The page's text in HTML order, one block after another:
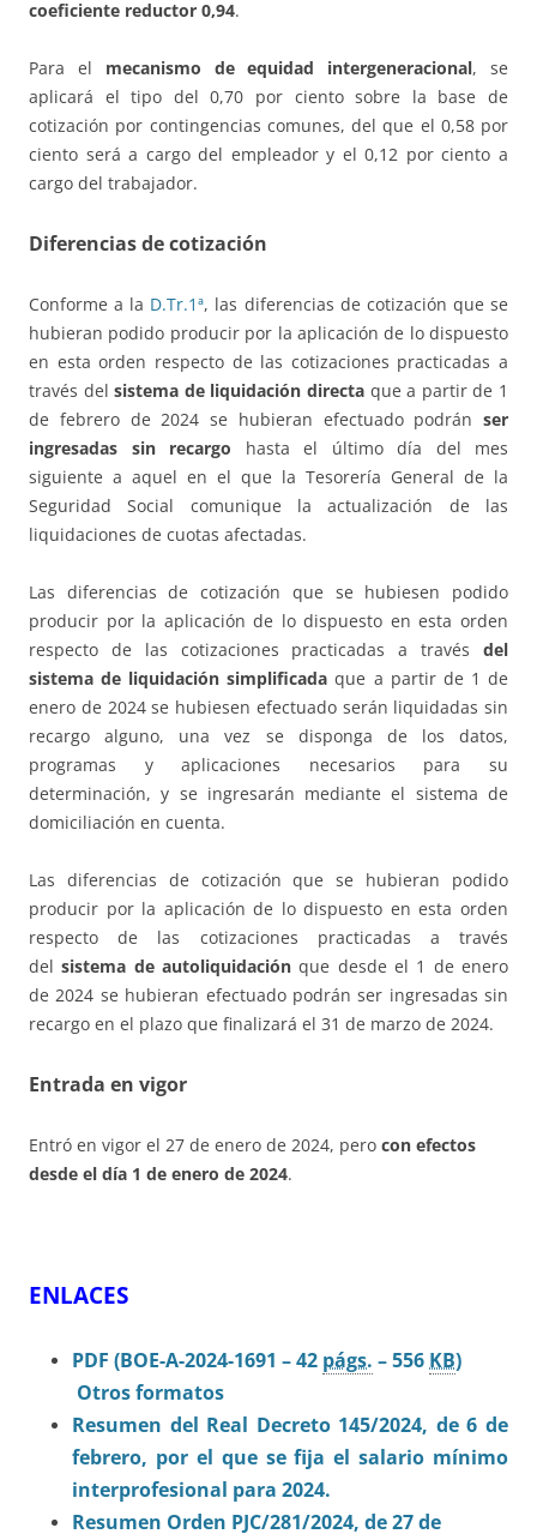
coeficiente reductor 0,94.
Para el mecanismo de equidad intergeneracional, se
aplicará el tipo del 0,70 por ciento sobre la base de
cotización por contingencias comunes, del que el 0,58 por
ciento será a cargo del empleador y el 0,12 por ciento a
cargo del trabajador.
Diferencias de cotización
Conforme a la D.Tr.1ª, las diferencias de cotización que se
hubieran podido producir por la aplicación de lo dispuesto
en esta orden respecto de las cotizaciones practicadas a
través delsistema de liquidación directa que a partir de 1
de febrero de 2024 se hubieran efectuado podrán ser
ingresadas sin recargo hasta el último día del mes
siguiente a aquel en el que la Tesorería General de la
Seguridad Social comunique la actualización de las
liquidaciones de cuotas afectadas.
Las diferencias de cotización que se hubiesen podido
producir por la aplicación de lo dispuesto en esta orden
respecto de las cotizaciones practicadas a través del
sistema de liquidación simplificada que a partir de 1 de
enero de 2024 se hubiesen efectuado serán liquidadas sin
recargo alguno, una vez se disponga de los datos,
programas y aplicaciones necesarios para su
determinación, y se ingresarán mediante el sistema de
domiciliación en cuenta.
Las diferencias de cotización que se hubieran podido
producir por la aplicación de lo dispuesto en esta orden
respecto de las cotizaciones practicadas a través
delsistema de autoliquidación que desde el 1 de enero
de 2024 se hubieran efectuado podrán ser ingresadas sin
recargo en el plazo que finalizará el 31 de marzo de 2024.
Entrada en vigor
Entró en vigor el 27 de enero de 2024, pero con efectos
desde el día 1 de enero de 2024.
ENLACES
PDF (BOE-A-2024-1691 – 42 págs. – 556 KB)
Otros formatos
Resumen del Real Decreto 145/2024, de 6 de
febrero, por el que se fija el salario mínimo
interprofesional para 2024.
Resumen Orden PJC/281/2024, de 27 de